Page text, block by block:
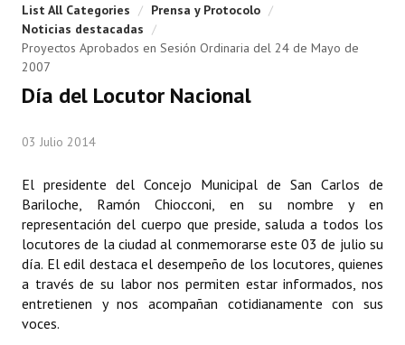
CONCEJO
Bloques Políticos
Integrantes del Concejo
Comisiones Permanentes
Comisiones Especiales
Concejales Mandato Cumplido
Programas
LEGISLACIÓN
List All Categories / Prensa y Protocolo /
Noticias destacadas /
Proyectos Aprobados en Sesión Ordinaria del 24 de Mayo de
2007
Día del Locutor Nacional
03 Julio 2014
El presidente del Concejo Municipal de San Carlos de
Bariloche, Ramón Chiocconi, en su nombre y en
representación del cuerpo que preside, saluda a todos los
locutores de la ciudad al conmemorarse este 03 de julio su
día. El edil destaca el desempeño de los locutores, quienes
a través de su labor nos permiten estar informados, nos
entretienen y nos acompañan cotidianamente con sus
voces.